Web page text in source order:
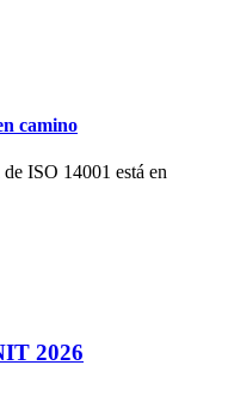
camino
ISO 14001 está en
2026